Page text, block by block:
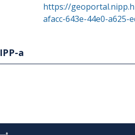
https://
afacc-643e-44e0-a625-
a